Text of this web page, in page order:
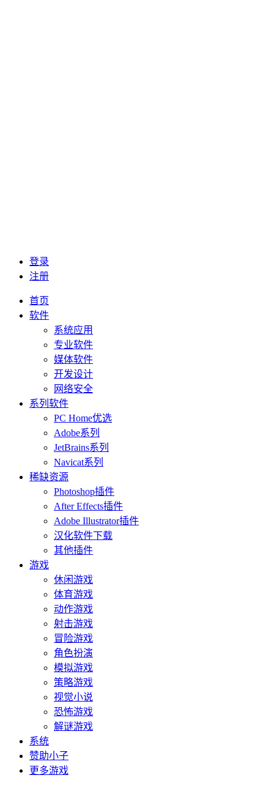
登录
注册
首页
软件
系统应用
专业软件
媒体软件
开发设计
网络安全
系列软件
PC Home优选
Adobe系列
JetBrains系列
Navicat系列
稀缺资源
Photoshop插件
After Effects插件
Adobe Illustrator插件
汉化软件下载
其他插件
游戏
休闲游戏
体育游戏
动作游戏
射击游戏
冒险游戏
角色扮演
模拟游戏
策略游戏
视觉小说
恐怖游戏
解谜游戏
系统
赞助小子
更多游戏